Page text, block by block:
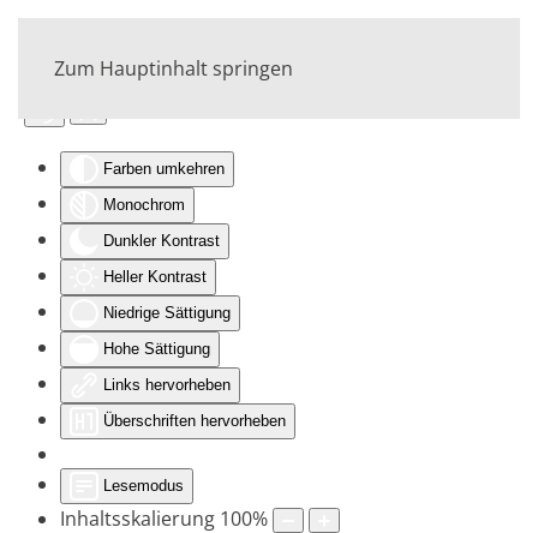
Eingabehilfen öffnen
Farben umkehren
Monochrom
Dunkler Kontrast
Heller Kontrast
Niedrige Sättigung
Hohe Sättigung
Links hervorheben
Überschriften hervorheben
Lesemodus
Inhaltsskalierung 100%
Zum Hauptinhalt springen